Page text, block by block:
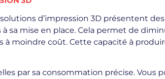
d’impression 3D présentent
sa mise en place. Cela permet de
moindre coût. Cette capacité à
par sa consommation précise. Vous